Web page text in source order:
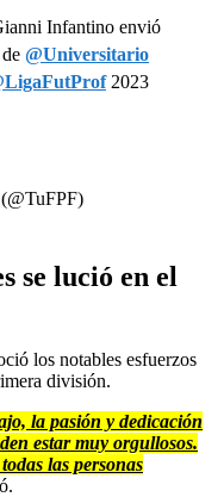
Infantino envió
@Universitario
2023
se lució en el
los notables esfuerzos
división.
la pasión y dedicación
estar muy orgullosos.
las personas